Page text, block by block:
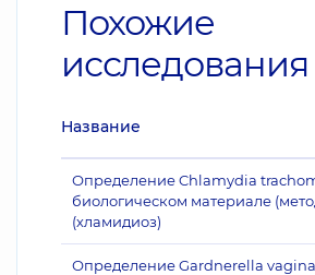
Похожие
исследования
Название
Определение Chlamydia
биологическом материале
(хламидиоз)
Определение Gardnerella